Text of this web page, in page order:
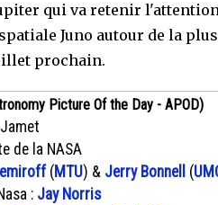
qui va retenir
Juno autour de la
prochain.
Picture Of the Day - APOD)
de la NASA
( MTU) & Jerry Bonnell (
: Jay Norris